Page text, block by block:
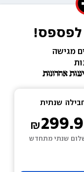
לפספס!
מגישה
שנתית
שנתי מתחדש